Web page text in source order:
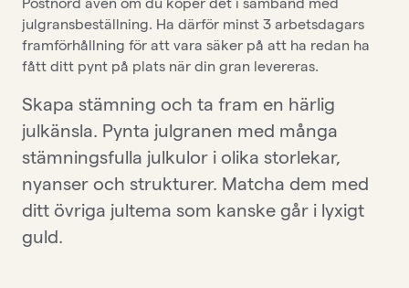
julgransbeställning. Ha därför minst 3 arbetsdagars
framförhållning för att vara säker på att ha redan ha
fått ditt pynt på plats när din gran levereras.
Skapa stämning och ta fram en härlig
julkänsla. Pynta julgranen med många
stämningsfulla julkulor i olika storlekar,
nyanser och strukturer. Matcha dem med
ditt övriga jultema som kanske går i lyxigt
guld.